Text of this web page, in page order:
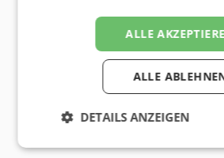
ALLE
ALLE
DETAILS ANZEIGEN